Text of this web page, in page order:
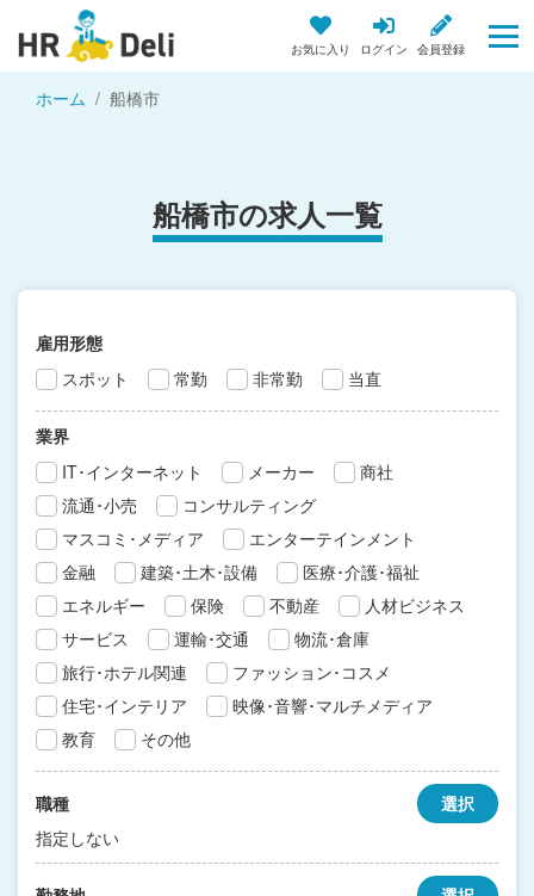
お気に入り ログイン 会員登録
ホーム 船橋市
船橋市の求人一覧
雇用形態
スポット
常勤 非常勤 当直
業界
IT･インターネット
メーカー
商社
流通･小売
コンサルティング
マスコミ･メディア
エンターテインメント
金融
建築･土木･設備
医療･介護･福祉
エネルギー
保険 不動産
人材ビジネス
サービス
運輸･交通
物流･倉庫
旅行･ホテル関連
ファッション･コスメ
住宅･インテリア
映像･音響･マルチメディア
教育
その他
職種
指定しない
選択